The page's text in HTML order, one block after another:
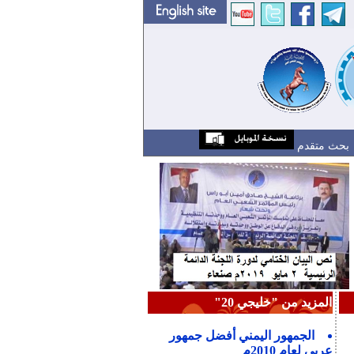
بحث متقدم
المزيد من "خليجي 20"
الجمهور اليمني أفضل جمهور
عربي لعام 2010م